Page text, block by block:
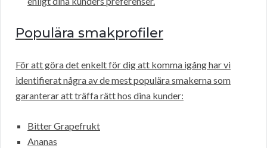
Populära smakprofiler
För att göra det enkelt för dig att komma igång har vi
identifierat några av de mest populära smakerna som
garanterar att träffa rätt hos dina kunder:
Bitter Grapefrukt
Ananas